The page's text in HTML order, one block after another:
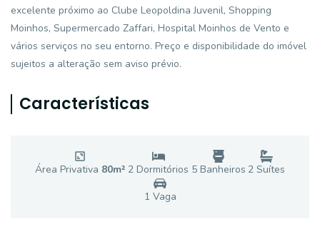
excelente próximo ao Clube Leopoldina Juvenil, Shopping
Moinhos, Supermercado Zaffari, Hospital Moinhos de Vento e
vários serviços no seu entorno. Preço e disponibilidade do imóvel
sujeitos a alteração sem aviso prévio.
Características
Área Privativa 80m² 2 Dormitórios 5Banheiros 2 Suítes
1 Vaga